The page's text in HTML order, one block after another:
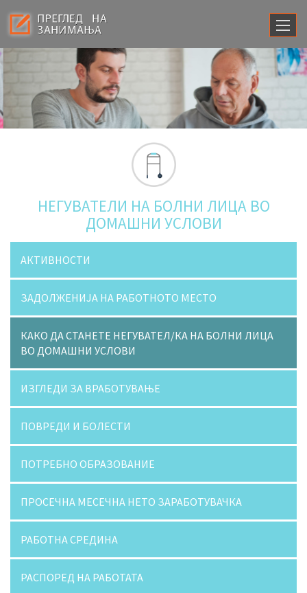
НЕГУВАТЕЛИ НА БОЛНИ ЛИЦА ВО
ДОМАШНИ УСЛОВИ
АКТИВНОСТИ
ЗАДОЛЖЕНИЈА НА РАБОТНОТО МЕСТО
КАКО ДА СТАНЕТЕ НЕГУВАТЕЛ/КА НА БОЛНИ ЛИЦА
ВО ДОМАШНИ УСЛОВИ
ИЗГЛЕДИ ЗА ВРАБОТУВАЊЕ
ПОВРЕДИ И БОЛЕСТИ
ПОТРЕБНО ОБРАЗОВАНИЕ
ПРОСЕЧНА МЕСЕЧНА НЕТО ЗАРАБОТУВАЧКА
РАБОТНА СРЕДИНА
РАСПОРЕД НА РАБОТАТА